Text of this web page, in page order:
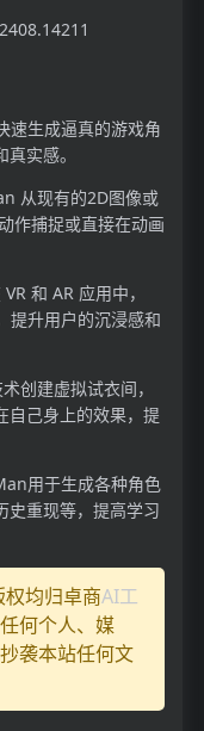
速生成逼真的游戏角
实感。
从现有的2D图像或
作捕捉或直接在动画
和 AR 应用中，
提升用户的沉浸感和
创建虚拟试衣间，
自己身上的效果，提
用于生成各种角色
史重现等，提高学习
均归卓商AI工
何个人、媒
袭本站任何文